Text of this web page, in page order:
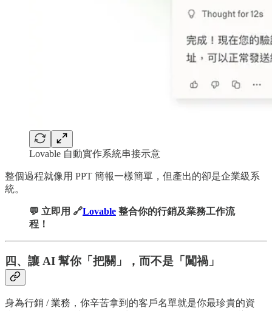
Lovable 自動實作系統串接示意
整個過程就像用 PPT 簡報一樣簡單，但產出的卻是企業級系
統。
💬 立即用 🔗Lovable 整合你的行銷及業務工作流
程！
四、讓 AI 幫你「把關」，而不是「闖禍」
身為行銷 / 業務，你辛苦拿到的客戶名單就是你最珍貴的資